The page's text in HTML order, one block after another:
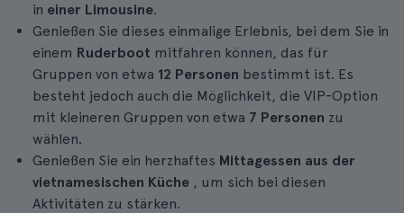
in einer Limousine.
Genießen Sie dieses einmalige Erlebnis, bei dem Sie in
einem Ruderboot mitfahren können, das für
Gruppen von etwa 12 Personen bestimmt ist. Es
besteht jedoch auch die Möglichkeit, die VIP-Option
mit kleineren Gruppen von etwa 7 Personen zu
wählen.
Genießen Sie ein herzhaftes Mittagessen aus der
vietnamesischen Küche , um sich bei diesen
Aktivitäten zu stärken.